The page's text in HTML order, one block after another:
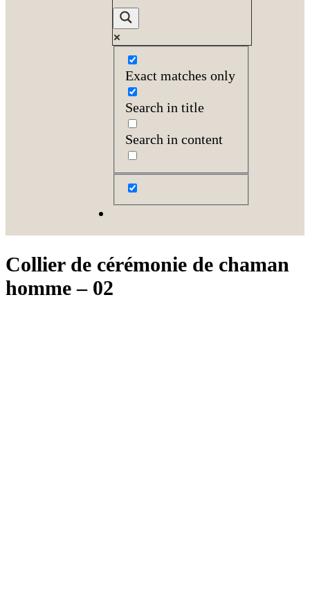
Exact matches only
Search in title
Search in content
Collier de cérémonie de chaman
homme – 02